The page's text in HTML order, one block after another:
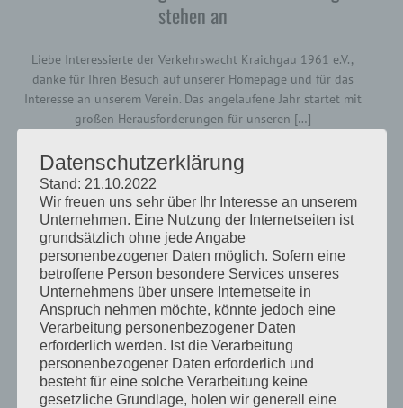
stehen an
Liebe Interessierte der Verkehrswacht Kraichgau 1961 e.V.,
danke für Ihren Besuch auf unserer Homepage und für das
Interesse an unserem Verein. Das angelaufene Jahr startet mit
großen Herausforderungen für unseren […]
Posted by:ChMi //
Datenschutzerklärung
Stand: 21.10.2022
Wir freuen uns sehr über Ihr Interesse an unserem
Unternehmen. Eine Nutzung der Internetseiten ist
grundsätzlich ohne jede Angabe
personenbezogener Daten möglich. Sofern eine
betroffene Person besondere Services unseres
Unternehmens über unsere Internetseite in
Anspruch nehmen möchte, könnte jedoch eine
Verarbeitung personenbezogener Daten
erforderlich werden. Ist die Verarbeitung
personenbezogener Daten erforderlich und
besteht für eine solche Verarbeitung keine
gesetzliche Grundlage, holen wir generell eine